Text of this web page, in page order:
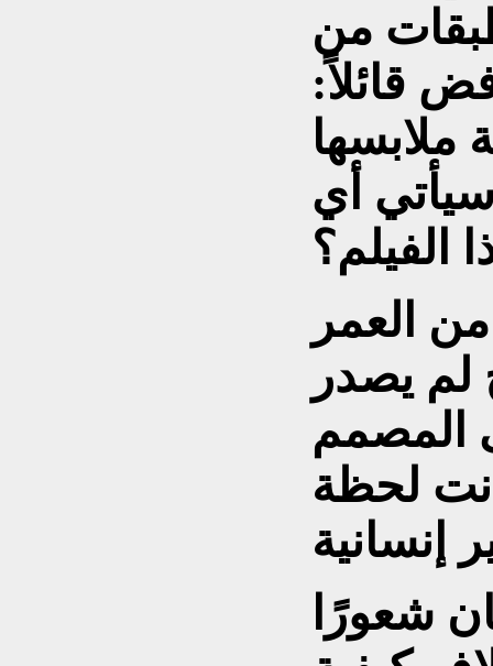
من
قائلاً:
ملابسها
سيأتي أي
العمر
لم يصدر
المصمم
لحظة
شعورًا